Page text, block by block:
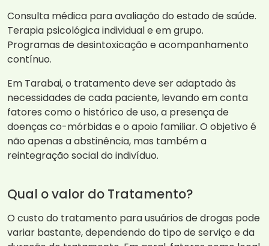
Consulta médica para avaliação do estado de saúde.
Terapia psicológica individual e em grupo.
Programas de desintoxicação e acompanhamento
contínuo.
Em Tarabai, o tratamento deve ser adaptado às
necessidades de cada paciente, levando em conta
fatores como o histórico de uso, a presença de
doenças co-mórbidas e o apoio familiar. O objetivo é
não apenas a abstinência, mas também a
reintegração social do indivíduo.
Qual o valor do Tratamento?
O custo do tratamento para usuários de drogas pode
variar bastante, dependendo do tipo de serviço e da